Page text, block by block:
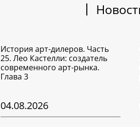
История арт-дилеров. Часть
25. Лео Кастелли: создатель
современного арт-рынка.
Глава 3
04.08.2026